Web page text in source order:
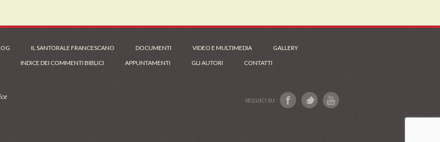
IL SANTORALE FRANCESCANO DOCUMENTI VIDEO E MULTIMEDIA
GALLERY
INDICE DEI COMMENTI BIBLICI APPUNTAMENTI GLI AUTORI CONTATTI
SEGUICI SU: